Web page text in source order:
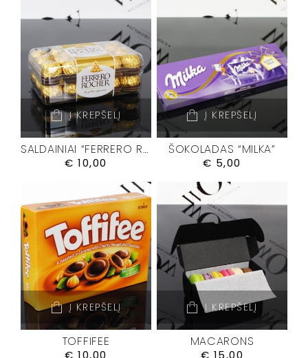
Į KREPŠELĮ
SALDAINIAI “FERRERO ROCHER”
€ 10,00
Į KREPŠELĮ
ŠOKOLADAS “MILKA”
€ 5,00
Į KREPŠELĮ
TOFFIFEE
€ 10,00
Į KREPŠELĮ
MACARONS
€ 15,00